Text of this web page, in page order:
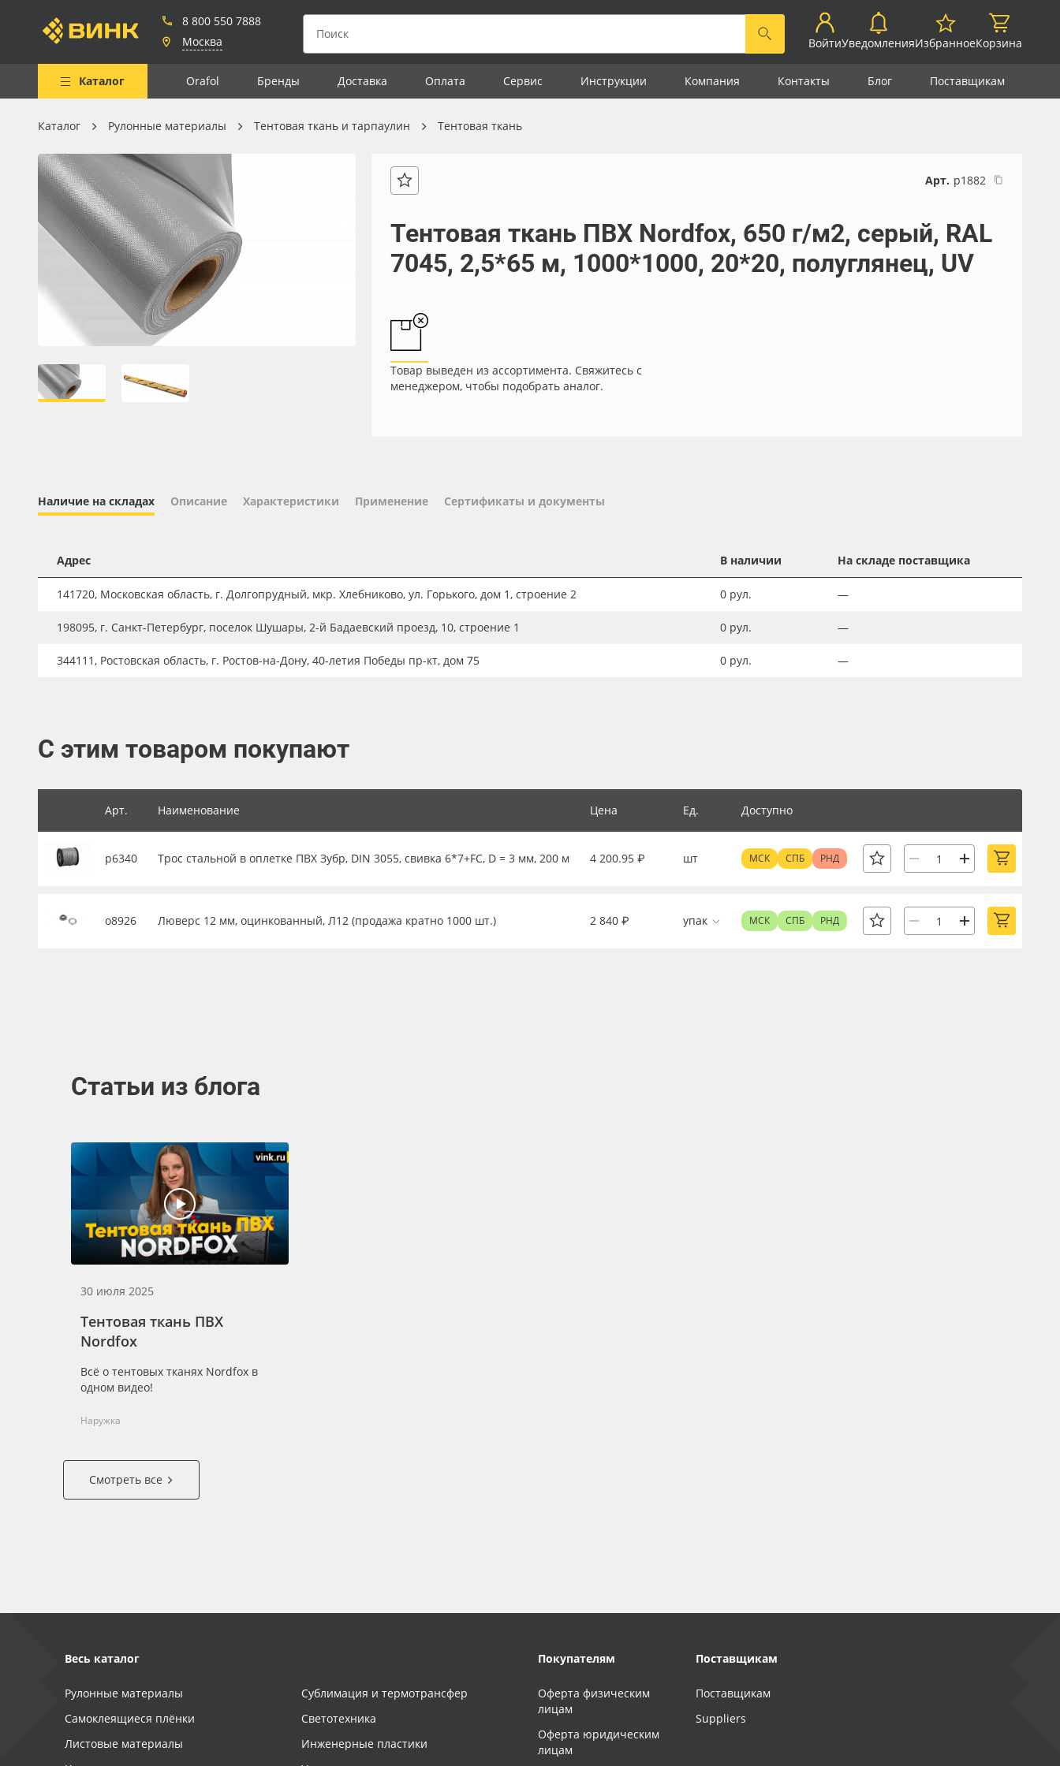
8 800 550 7888
Москва
ВойтиУведомленияИзбранноеКорзина
Каталог Orafol Бренды Доставка Оплата Сервис Инструкции Компания Контакты Блог Поставщикам
Весь каталог
Рулонные материалы
Самоклеящиеся плёнки
Листовые материалы
Чернила
Клей, скотчи и крепёж
Мобильные конструкции и
POS-материалы
Сублимация и термотрансфер
Оборудование и инструмент
Orajet 3640
ПЭТ бэклит
Заготовки для сувениров
Каталог Рулонные материалы Тентовая ткань и тарпаулин Тентовая ткань
Арт. р1882
Тентовая ткань ПВХ Nordfox, 650 г/м2, серый, RAL
7045, 2,5*65 м, 1000*1000, 20*20, полуглянец, UV
Товар выведен из ассортимента. Свяжитесь с
менеджером, чтобы подобрать аналог.
Наличие на складах Описание Характеристики Применение Сертификаты и документы
Адрес В наличии На складе поставщика
141720, Московская область, г. Долгопрудный, мкр. Хлебниково, ул. Горького, дом 1, строение 2 0 рул. —
198095, г. Санкт-Петербург, поселок Шушары, 2-й Бадаевский проезд, 10, строение 1 0 рул. —
344111, Ростовская область, г. Ростов-на-Дону, 40-летия Победы пр-кт, дом 75 0 рул. —
С этим товаром покупают
Арт. Наименование Цена Ед. Доступно
р6340 Трос стальной в оплетке ПВХ Зубр, DIN 3055, свивка 6*7+FC, D = 3 мм, 200 м 4 200.95 ₽ шт МСК СПБ РНД
о8926 Люверс 12 мм, оцинкованный, Л12 (продажа кратно 1000 шт.) 2 840 ₽ упак МСК СПБ РНД
Статьи из блога
30 июля 2025
Тентовая ткань ПВХ
Nordfox
Всё о тентовых тканях Nordfox в
одном видео!
Наружка
Смотреть все
Весь каталог
Рулонные материалы
Самоклеящиеся плёнки
Листовые материалы
Сублимация и термотрансфер
Светотехника
Инженерные пластики
Покупателям
Оферта физическим
лицам
Оферта юридическим
лицам
Поставщикам
Поставщикам
Suppliers